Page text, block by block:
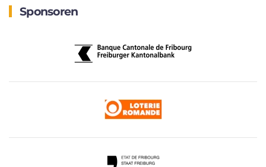
Sponsoren